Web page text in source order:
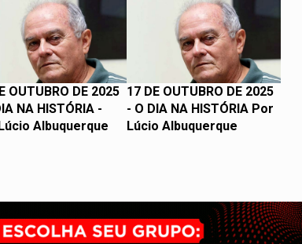
OUTUBRO DE 2025
NA HISTÓRIA -
Albuquerque
17 DE OUTUBRO DE 2025
- O DIA NA HISTÓRIA Por
Lúcio Albuquerque